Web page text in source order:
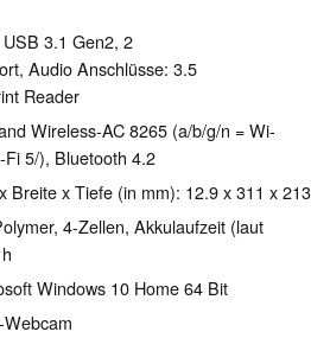
3.1 Gen2, 2
Audio Anschlüsse: 3.5
Reader
Wireless-AC 8265 (a/b/g/n = Wi-
Fi 5/), Bluetooth 4.2
Breite x Tiefe (in mm): 12.9 x 311 x 213
4-Zellen, Akkulaufzeit (laut
Windows 10 Home 64 Bit